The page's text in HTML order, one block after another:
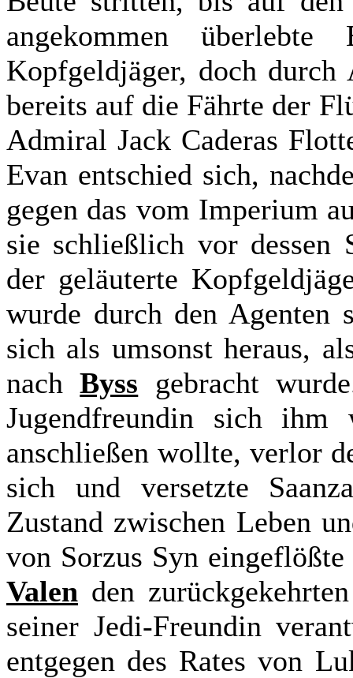
angekommen
Kopfgeldjäger, doch
bereits auf die Fährte der
Admiral Jack Caderas
Evan entschied sich,
gegen das vom Imperium
sie schließlich vor dessen
der geläuterte
wurde durch den Agenten
sich als umsonst heraus,
nachByss gebracht
Jugendfreundin sich
anschließen wollte, verlor
sich und versetzte
Zustand zwischen Leben
von Sorzus Syn
Valen den
seiner Jedi-Freundin
entgegen des Rates von